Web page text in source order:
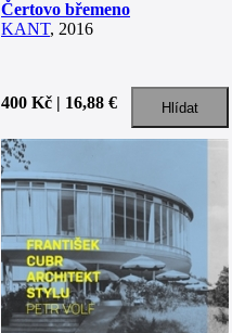
Čertovo břemeno
KANT, 2016
400 Kč | 16,88 €